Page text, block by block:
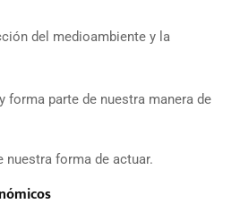
del medioambiente y la
forma parte de nuestra manera de
nuestra forma de actuar.